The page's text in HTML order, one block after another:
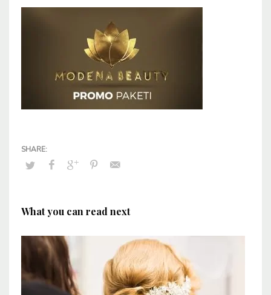
What you can read next